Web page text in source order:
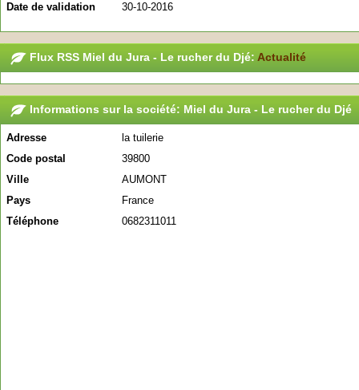
Date de validation
30-10-2016
Flux RSS Miel du Jura - Le rucher du Djé: Actualité
Informations sur la société: Miel du Jura - Le rucher du Djé
Adresse
la tuilerie
Code postal
39800
Ville
AUMONT
Pays
France
Téléphone
0682311011